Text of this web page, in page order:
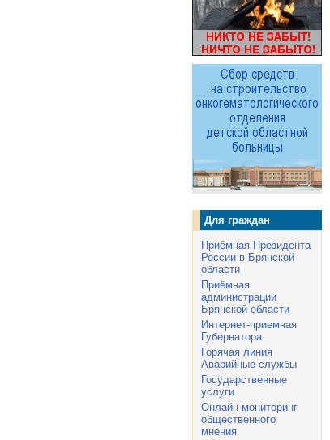
Для граждан
Приёмная Президента
России в Брянской
области
Приёмная
администрации
Брянской области
Интернет-приемная
Губернатора
Горячая линия
Аварийные службы
Государственные
услуги
Онлайн-мониторинг
общественного
мнения